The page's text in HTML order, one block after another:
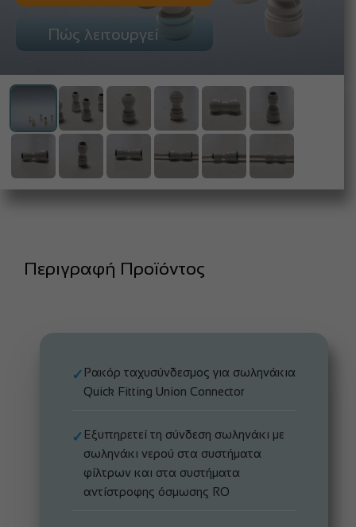
Πώς λειτουργεί
Περιγραφή Προϊόντος
✓ Ρακόρ ταχυσύνδεσμος για σωληνάκια
Quick Fitting Union Connector
✓ Εξυπηρετεί τη σύνδεση σωληνάκι με
σωληνάκι νερού στα συστήματα
φίλτρων και στα συστήματα
αντίστροφης όσμωσης RO